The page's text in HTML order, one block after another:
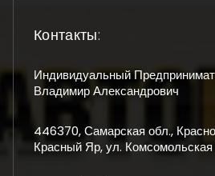
Контакты:
Индивидуальный
Владимир Александрович
446370, Самарская обл.,
Красный Яр, ул. Комсомольская